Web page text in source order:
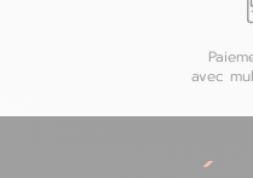
avec